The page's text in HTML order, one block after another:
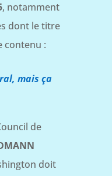
, notamment
dont le titre
contenu :
mais ça
de
doit